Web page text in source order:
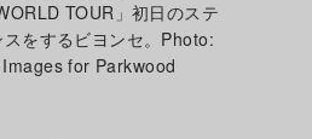
TOUR」初日のステ
をするビヨンセ。Photo:
for Parkwood